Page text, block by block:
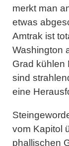
merkt man
etwas
Amtrak ist
Washington
Grad kühlen
sind
eine
vom Kapitol
phallischen